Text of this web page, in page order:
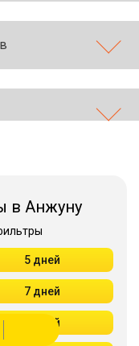
в Анжуну
5 дней
7 дней
9 дней